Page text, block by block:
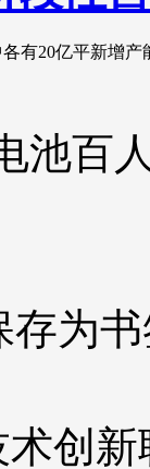
有20亿平新增
池百
存为
创